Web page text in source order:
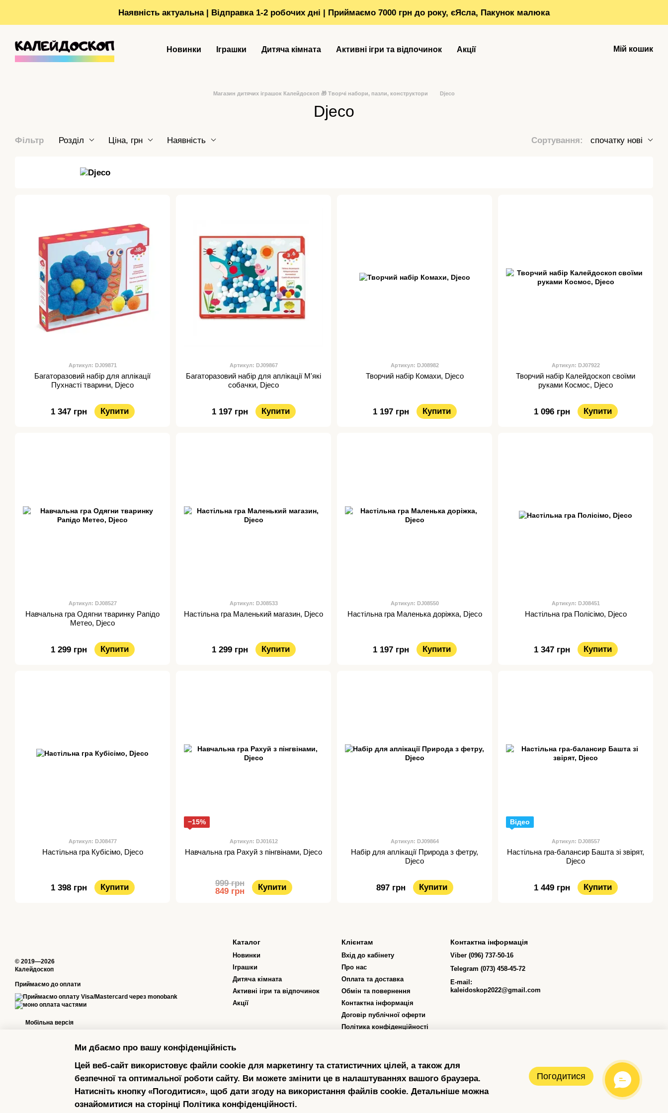
Наявність актуальна | Відправка 1-2 робочих дні | Приймаємо 7000 грн до року, єЯсла, Пакунок малюка
Новинки Іграшки Дитяча кімната Активні ігри та відпочинок Акції Мій кошик
Магазин дитячих іграшок Калейдоскоп 🎁 Творчі набори, пазли, конструктори Djeco
Djeco
Фільтр Розділ Ціна, грн Наявність Сортування: спочатку нові
Артикул: DJ09871
Багаторазовий набір для аплікації
Пухнасті тварини, Djeco
1 347 грн Купити
Артикул: DJ09867
Багаторазовий набір для аплікації М'які
собачки, Djeco
1 197 грн Купити
Артикул: DJ08982
Творчий набір Комахи, Djeco
1 197 грн Купити
Артикул: DJ07922
Творчий набір Калейдоскоп своїми
руками Космос, Djeco
1 096 грн Купити
Артикул: DJ08527
Навчальна гра Одягни тваринку Рапідо
Метео, Djeco
1 299 грн Купити
Артикул: DJ08533
Настільна гра Маленький магазин, Djeco
1 299 грн Купити
Артикул: DJ08550
Настільна гра Маленька доріжка, Djeco
1 197 грн Купити
Артикул: DJ08451
Настільна гра Полісімо, Djeco
1 347 грн Купити
Артикул: DJ08477
Настільна гра Кубісімо, Djeco
1 398 грн Купити
−15%
Артикул: DJ01612
Навчальна гра Рахуй з пінгвінами, Djeco
999 грн
849 грн
Купити
Артикул: DJ09864
Набір для аплікації Природа з фетру,
Djeco
897 грн Купити
Відео
Артикул: DJ08557
Настільна гра-балансир Башта зі звірят,
Djeco
1 449 грн Купити
© 2019—2026
Калейдоскоп
Приймаємо до оплати
Мобільна версія
Каталог
Новинки
Іграшки
Дитяча кімната
Активні ігри та відпочинок
Акції
Клієнтам
Вхід до кабінету
Про нас
Оплата та доставка
Обмін та повернення
Контактна інформація
Договір публічної оферти
Політика конфіденційності
Контактна інформація
Viber (096) 737-50-16
Telegram (073) 458-45-72
E-mail:
kaleidoskop2022@gmail.com
Ми дбаємо про вашу конфіденційність
Цей веб-сайт використовує файли cookie для маркетингу та статистичних цілей, а також для
безпечної та оптимальної роботи сайту. Ви можете змінити це в налаштуваннях вашого браузера.
Натисніть кнопку «Погодитися», щоб дати згоду на використання файлів cookie. Детальніше можна
ознайомитися на сторінці Політика конфіденційності.
Погодитися